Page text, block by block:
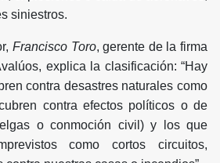
siniestros.
Francisco Toro, gerente de la firma
explica la clasificación: “Hay
contra desastres naturales como
contra efectos políticos o de
o conmoción civil) y los que
como cortos circuitos,